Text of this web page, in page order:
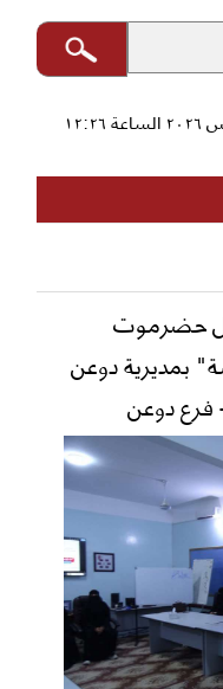
آخر تحديث للموقع: الجمعة ٠٧ أغسطس ٢٠٢٦ الساعة ١٢:٢٦
حضرموت
بمديرية دوعن
دوعن